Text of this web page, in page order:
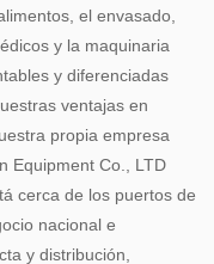
el envasado,
y la maquinaria
y diferenciadas
ventajas en
propia empresa
Equipment Co., LTD
cerca de los puertos de
nacional e
y distribución,